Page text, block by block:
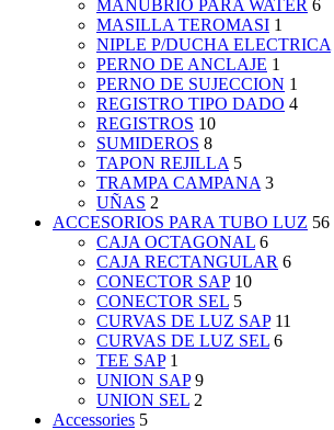
MANUBRIO PARA WATER 6
MASILLA TEROMASI 1
NIPLE P/DUCHA ELECTRICA
PERNO DE ANCLAJE 1
PERNO DE SUJECCION 1
REGISTRO TIPO DADO 4
REGISTROS 10
SUMIDEROS 8
TAPON REJILLA 5
TRAMPA CAMPANA 3
UÑAS 2
ACCESORIOS PARA TUBO LUZ 56
CAJA OCTAGONAL 6
CAJA RECTANGULAR 6
CONECTOR SAP 10
CONECTOR SEL 5
CURVAS DE LUZ SAP 11
CURVAS DE LUZ SEL 6
TEE SAP 1
UNION SAP 9
UNION SEL 2
Accessories 5